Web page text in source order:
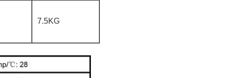
7.5KG